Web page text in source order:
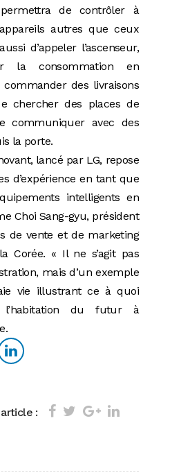
de contrôler à
autres que ceux
d’appeler l’ascenseur,
la consommation en
des livraisons
chercher des places de
communiquer avec des
la porte.
lancé par LG, repose
d’expérience en tant que
intelligents en
Choi Sang-gyu, président
de vente et de marketing
Corée. « Il ne s’agit pas
mais d’un exemple
vie illustrant ce à quoi
l’habitation du futur à
: